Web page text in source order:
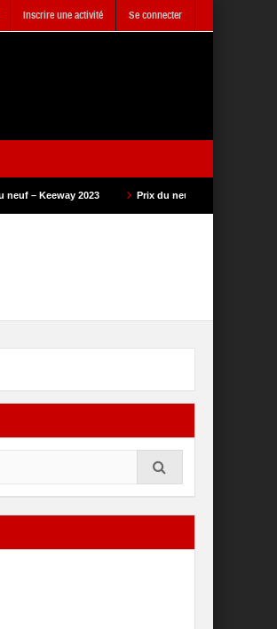
Inscrire une activité Se connecter
Prix du neuf – SAM Cycle 2023